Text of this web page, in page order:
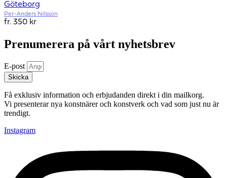
Göteborg
Per-Anders Nilsson
fr. 350 kr
Prenumerera på vårt nyhetsbrev
E-post
Skicka
Få exklusiv information och erbjudanden direkt i din mailkorg.
Vi presenterar nya konstnärer och konstverk och vad som just nu är
trendigt.
Instagram